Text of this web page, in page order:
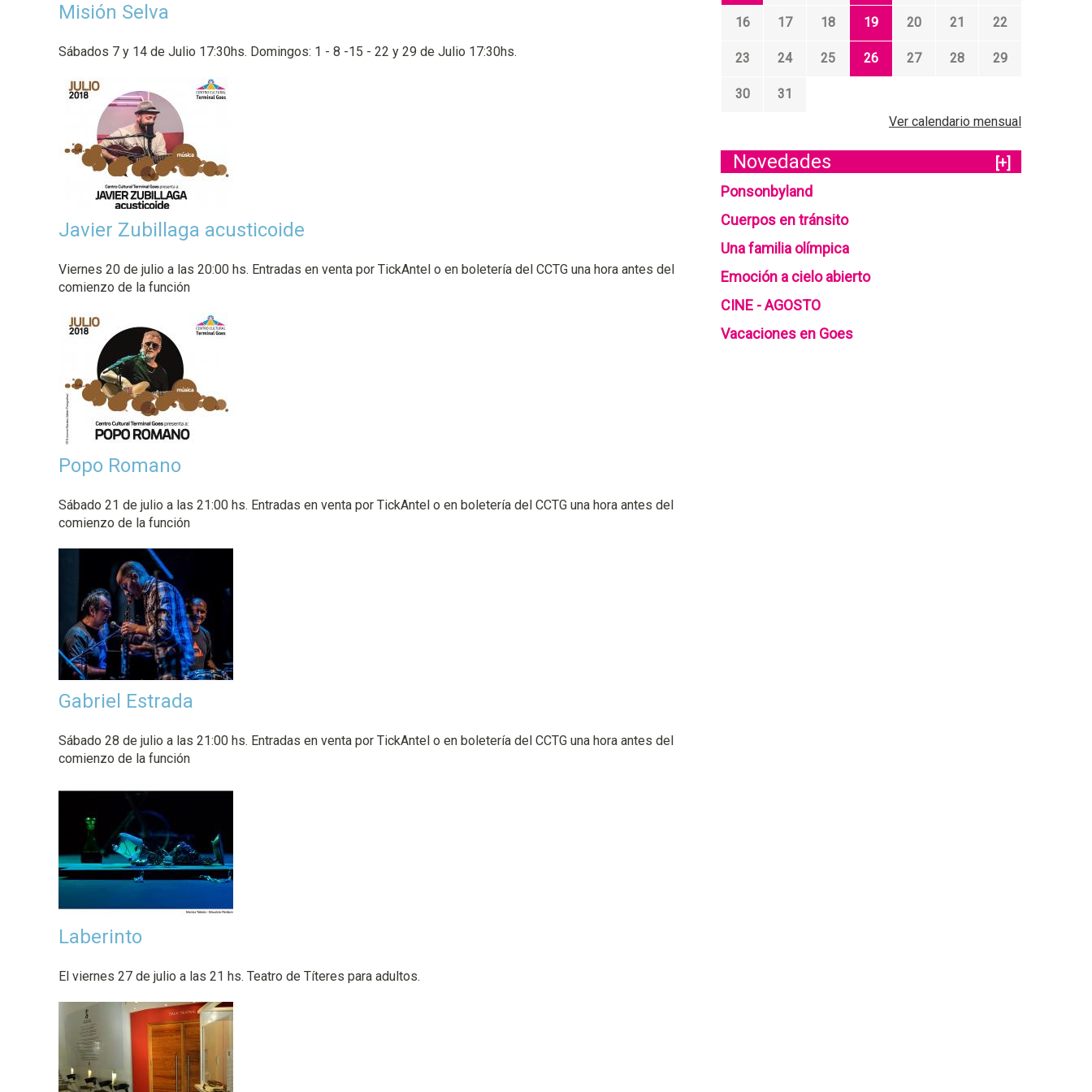
Misión Selva
Sábados 7 y 14 de Julio 17:30hs. Domingos: 1 - 8 -15 - 22 y 29 de Julio 17:30hs.
Javier Zubillaga acusticoide
Viernes 20 de julio a las 20:00 hs. Entradas en venta por TickAntel o en boletería del CCTG una hora antes del
comienzo de la función
Popo Romano
Sábado 21 de julio a las 21:00 hs. Entradas en venta por TickAntel o en boletería del CCTG una hora antes del
comienzo de la función
Gabriel Estrada
Sábado 28 de julio a las 21:00 hs. Entradas en venta por TickAntel o en boletería del CCTG una hora antes del
comienzo de la función
Laberinto
El viernes 27 de julio a las 21 hs. Teatro de Títeres para adultos.
16 17 18 19 20 21 22
23 24 25 26 27 28 29
30
31
Ver calendario mensual
Novedades
[+]
Ponsonbyland
Cuerpos en tránsito
Una familia olímpica
Emoción a cielo abierto
CINE - AGOSTO
Vacaciones en Goes
a
l